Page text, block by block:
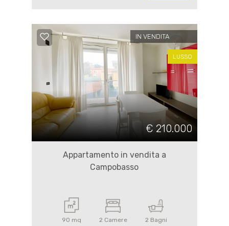
IN VENDITA
LUSSO
€ 210.000
Appartamento in vendita a
Campobasso
90 mq 2 Camere 2 Bagni